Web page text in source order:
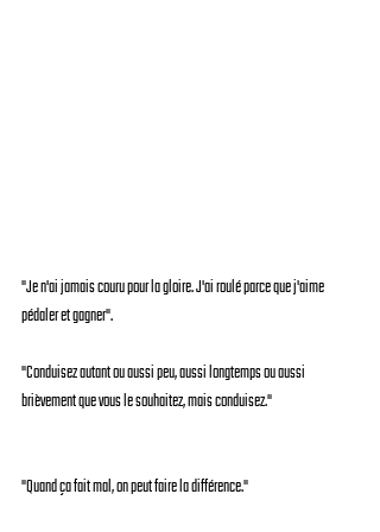
"Je n'ai jamais couru pour la gloire. J'ai roulé parce que j'aime
pédaler et gagner".
"Conduisez autant ou aussi peu, aussi longtemps ou aussi
brièvement que vous le souhaitez, mais conduisez."
"Quand ça fait mal, on peut faire la différence."